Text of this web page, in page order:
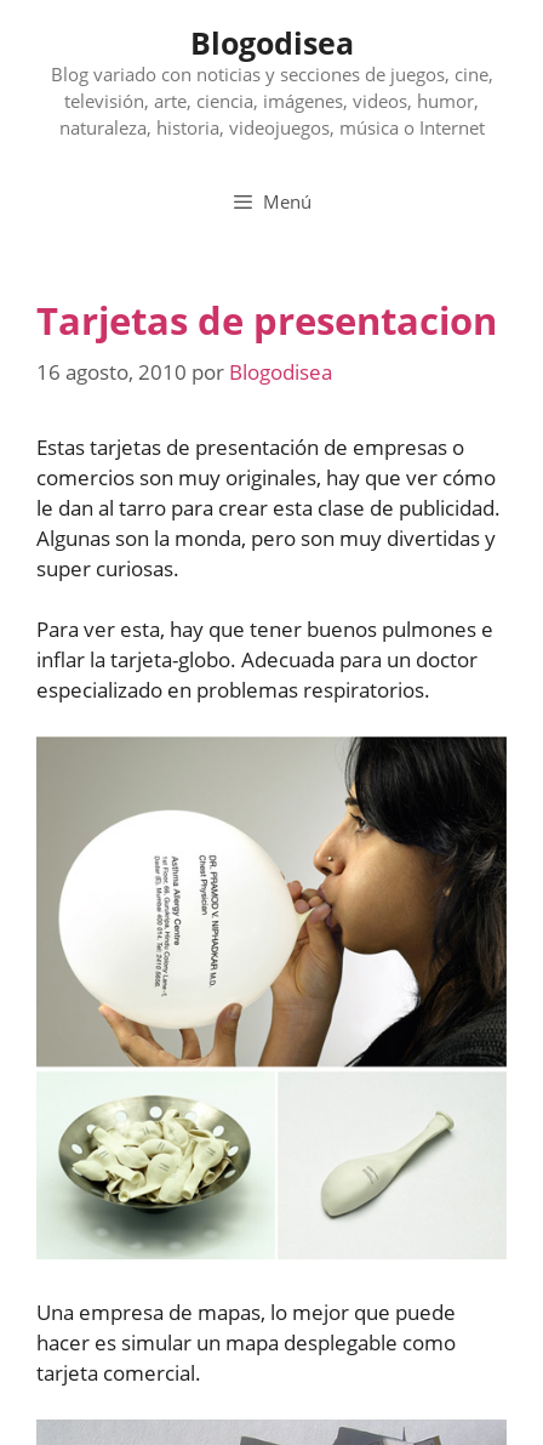
contenido
Blogodisea
Blog variado con noticias y secciones de juegos, cine,
televisión, arte, ciencia, imágenes, videos, humor,
naturaleza, historia, videojuegos, música o Internet
Menú
Tarjetas de presentacion
16 agosto, 2010 por Blogodisea
Estas tarjetas de presentación de empresas o
comercios son muy originales, hay que ver cómo
le dan al tarro para crear esta clase de publicidad.
Algunas son la monda, pero son muy divertidas y
super curiosas.
Para ver esta, hay que tener buenos pulmones e
inflar la tarjeta-globo. Adecuada para un doctor
especializado en problemas respiratorios.
Una empresa de mapas, lo mejor que puede
hacer es simular un mapa desplegable como
tarjeta comercial.